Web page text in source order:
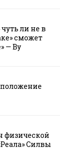
ли не в
сможет
— Ву
физической
Силвы